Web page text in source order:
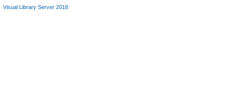
Visual Library Server 2018